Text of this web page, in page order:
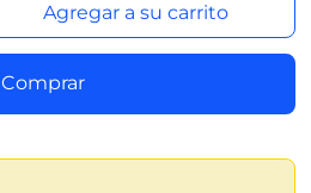
Agregar a su carrito
Comprar